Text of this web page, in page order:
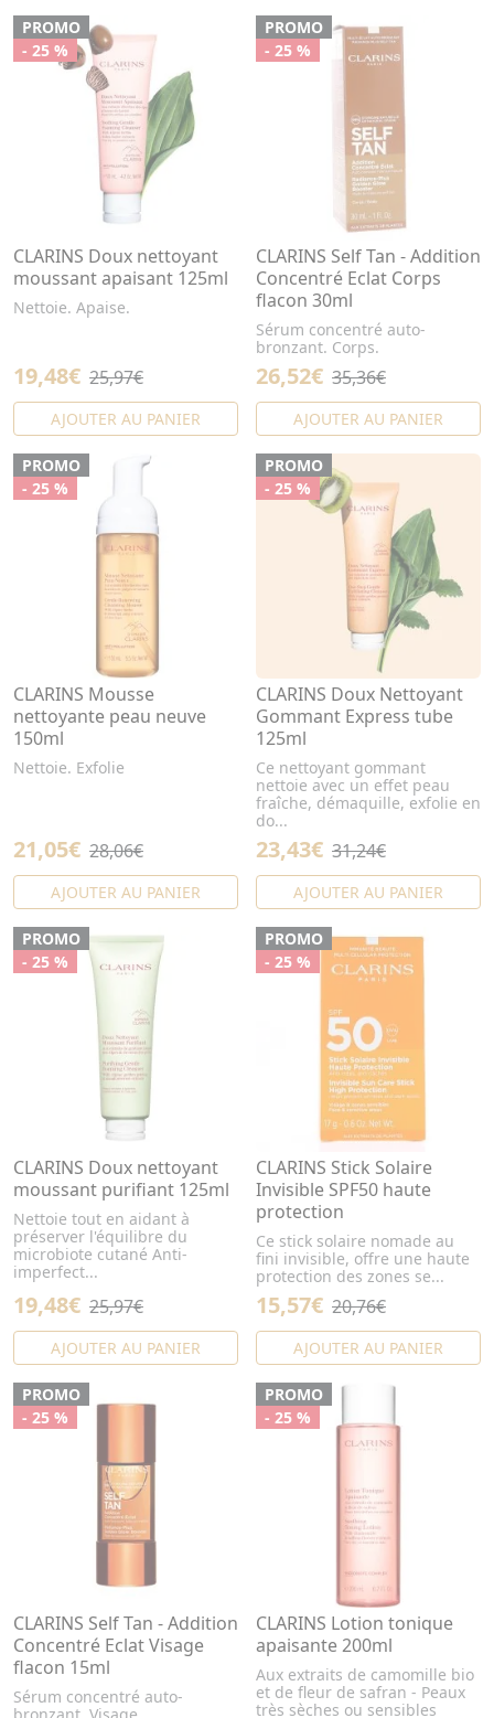
PROMO
- 25 %
CLARINS Doux nettoyant
moussant apaisant 125ml
Nettoie. Apaise.
19,48€ 25,97€
AJOUTER AU PANIER
PROMO
- 25 %
CLARINS Self Tan - Addition
Concentré Eclat Corps
flacon 30ml
Sérum concentré auto-
bronzant. Corps.
26,52€ 35,36€
AJOUTER AU PANIER
PROMO
- 25 %
CLARINS Mousse
nettoyante peau neuve
150ml
Nettoie. Exfolie
21,05€ 28,06€
AJOUTER AU PANIER
PROMO
- 25 %
CLARINS Doux Nettoyant
Gommant Express tube
125ml
Ce nettoyant gommant
nettoie avec un effet peau
fraîche, démaquille, exfolie en
do...
23,43€ 31,24€
AJOUTER AU PANIER
PROMO
- 25 %
CLARINS Doux nettoyant
moussant purifiant 125ml
Nettoie tout en aidant à
préserver l'équilibre du
microbiote cutané Anti-
imperfect...
19,48€ 25,97€
AJOUTER AU PANIER
PROMO
- 25 %
CLARINS Stick Solaire
Invisible SPF50 haute
protection
Ce stick solaire nomade au
fini invisible, offre une haute
protection des zones se...
15,57€ 20,76€
AJOUTER AU PANIER
PROMO
- 25 %
CLARINS Self Tan - Addition
Concentré Eclat Visage
flacon 15ml
Sérum concentré auto-
PROMO
- 25 %
CLARINS Lotion tonique
apaisante 200ml
Aux extraits de camomille bio
et de fleur de safran - Peaux
très sèches ou sensibles